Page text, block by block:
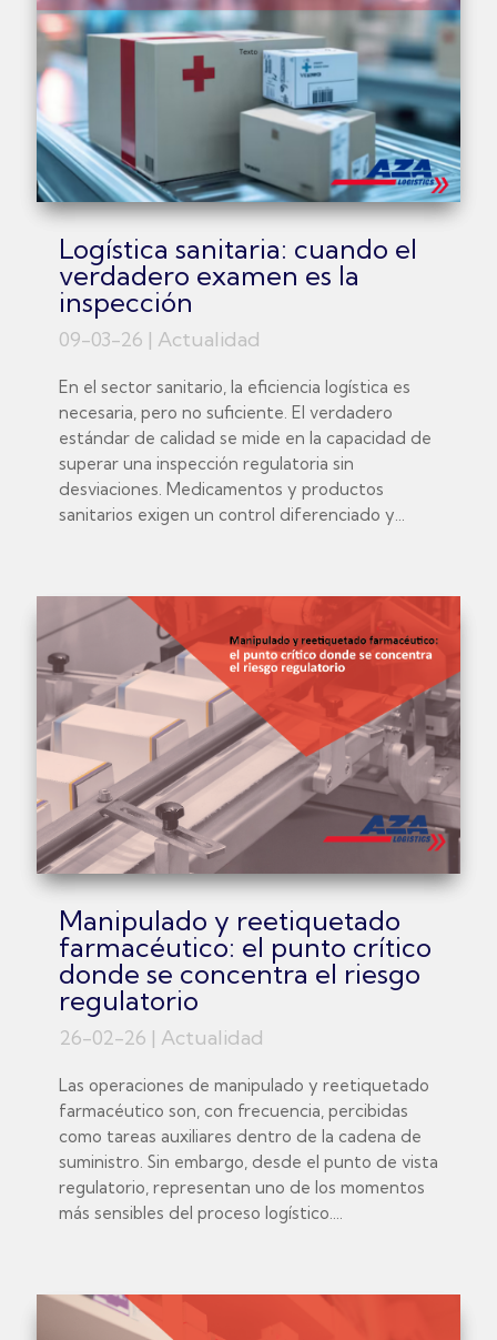
Logística sanitaria: cuando el
verdadero examen es la
inspección
09-03-26 | Actualidad
En el sector sanitario, la eficiencia logística es
necesaria, pero no suficiente. El verdadero
estándar de calidad se mide en la capacidad de
superar una inspección regulatoria sin
desviaciones. Medicamentos y productos
sanitarios exigen un control diferenciado y...
Manipulado y reetiquetado
farmacéutico: el punto crítico
donde se concentra el riesgo
regulatorio
26-02-26 | Actualidad
Las operaciones de manipulado y reetiquetado
farmacéutico son, con frecuencia, percibidas
como tareas auxiliares dentro de la cadena de
suministro. Sin embargo, desde el punto de vista
regulatorio, representan uno de los momentos
más sensibles del proceso logístico....